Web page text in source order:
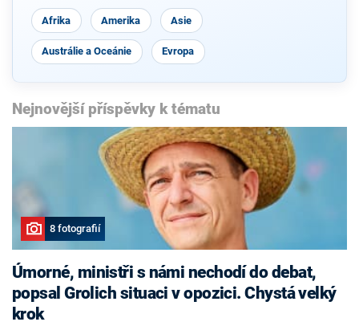
Afrika Amerika Asie
Austrálie a Oceánie Evropa
Nejnovější příspěvky k tématu
8 fotografií
Úmorné, ministři s námi nechodí do debat,
popsal Grolich situaci v opozici. Chystá velký
krok